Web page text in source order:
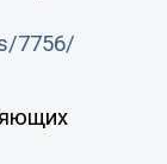
7756/